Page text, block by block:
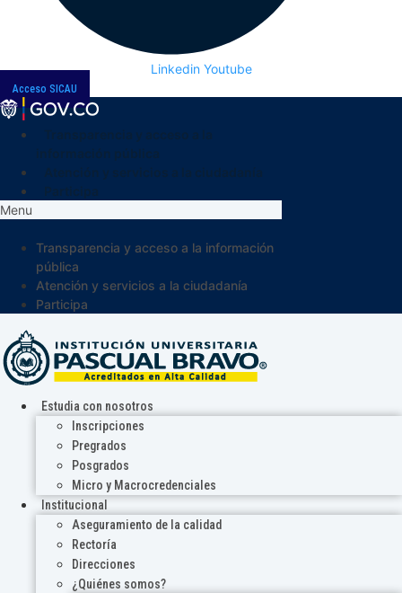
Linkedin Youtube
Acceso SICAU
Menu
Transparencia y acceso a la información
pública
Atención y servicios a la ciudadanía
Participa
Estudia con nosotros
Inscripciones
Pregrados
Posgrados
Micro y Macrocredenciales
Institucional
Aseguramiento de la calidad
Rectoría
Direcciones
¿Quiénes somos?